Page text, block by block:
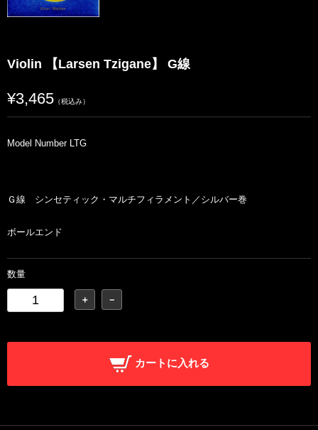
Violin 【Larsen Tzigane】 G線
¥3,465 （税込み）
Model Number LTG
Ｇ線 シンセティック・マルチフィラメント／シルバー巻
ボールエンド
数量
＋ －
カートに入れる